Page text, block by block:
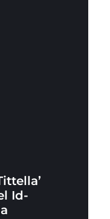
Id-